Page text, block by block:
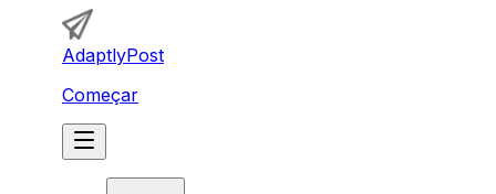
AdaptlyPost
Começar